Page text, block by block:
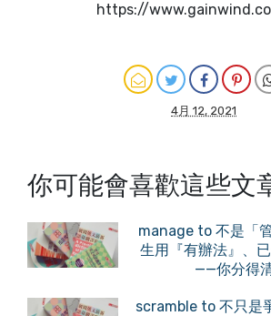
https://
4月 12, 2021
你可能會喜歡這些文
manage to 不是「
生用『有辦法』、
——你分得
scramble to 不只是